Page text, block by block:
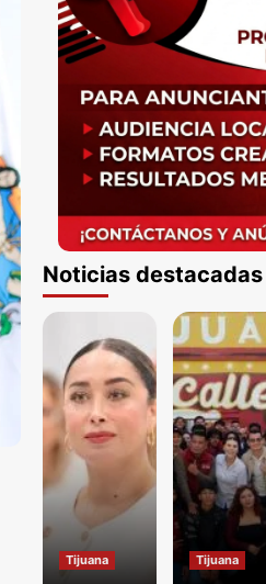
Noticias destacadas
Tijuana Tijuana